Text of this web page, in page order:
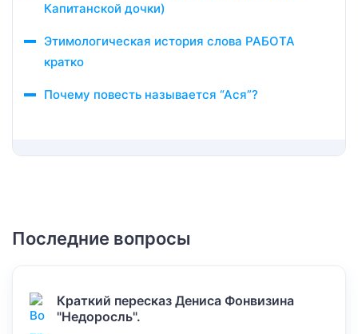
Капитанской дочки)
Этимологическая история слова РАБОТА
кратко
Почему повесть называется “Ася”?
Последние вопросы
Краткий пересказ Дениса Фонвизина
"Недоросль".